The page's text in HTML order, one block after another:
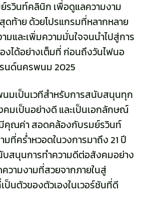
รวินท์คลินิก เพื่อดูแลความงาม
ดท้าย ด้วยโปรแกรมที่หลากหลาย
มและเพิ่มความมั่นใจจนนำไปสู่การ
ได้อย่างเต็มที่ ก่อนถึงวันไฟนอ
นด์นครพนม 2025
มเป็นเวทีสำหรับการสนับสนุนทุก
คมเป็นอย่างดี และเป็นเอกลักษณ์
คุณค่า สอดคล้องกับรมย์รวินท์
ที่คร่ำหวอดในวงการมาถึง 21 ปี
สนุนการทำความดีต่อสังคมอย่าง
วามงามที่สวยจากภายในสู่
นตัวของตัวเองในเวอร์ชันที่ดี